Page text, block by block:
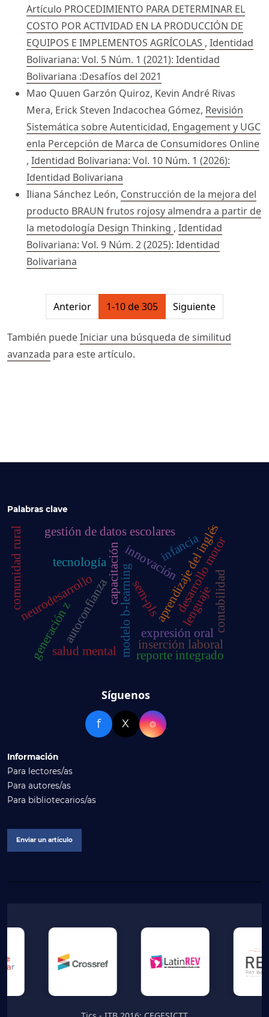
Artículo PROCEDIMIENTO PARA DETERMINAR EL
COSTO POR ACTIVIDAD EN LA PRODUCCIÓN DE
EQUIPOS E IMPLEMENTOS AGRÍCOLAS , Identidad
Bolivariana: Vol. 5 Núm. 1 (2021): Identidad
Bolivariana :Desafíos del 2021
Mao Quuen Garzón Quiroz, Kevin André Rivas
Mera, Erick Steven Indacochea Gómez, Revisión
Sistemática sobre Autenticidad, Engagement y UGC
enla Percepción de Marca de Consumidores Online
, Identidad Bolivariana: Vol. 10 Núm. 1 (2026):
Identidad Bolivariana
Iliana Sánchez León, Construcción de la mejora del
producto BRAUN frutos rojosy almendra a partir de
la metodología Design Thinking , Identidad
Bolivariana: Vol. 9 Núm. 2 (2025): Identidad
Bolivariana
##issue.pagination##
Anterior 1-10 de 305 Siguiente
También puedeIniciar una búsqueda de similitud
avanzada para este artículo.
Palabras clave
modelo b-learning
tecnologíacapacitacióninnovaciónaprendizaje del inglés
expresión oral
autoconfianza inserción laboral
desarrollo motor
neurodesarrollo
gestión de datos escolares
salud mental
comunidad rural contabilidad
reporte integrado
generación z
sem-pls
infancia
lenguaje
Síguenos
f X ⌾
Información
Para lectores/as
Para autores/as
Para bibliotecarios/as
Enviar un artículo